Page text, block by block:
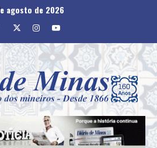
agosto de 2026
TwitterInstagram
Youtube